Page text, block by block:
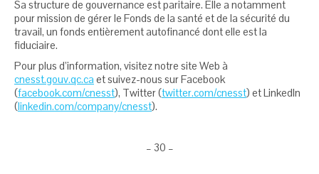
Sa structure de gouvernance est paritaire. Elle a notamment
pour mission de gérer le Fonds de la santé et de la sécurité du
travail, un fonds entièrement autofinancé dont elle est la
fiduciaire.
Pour plus d’information, visitez notre site Web à
cnesst.gouv.qc.ca et suivez-nous sur Facebook
(facebook.com/cnesst), Twitter (twitter.com/cnesst) et LinkedIn
(linkedin.com/company/cnesst).
– 30 –